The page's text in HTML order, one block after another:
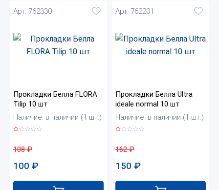
Арт. 762330
Прокладки Белла FLORA
Tilip 10 шт
Наличие: в наличии (1 шт.)
108₽
100 ₽
Арт. 762201
Прокладки Белла Ultra
ideale normal 10 шт
Наличие: в наличии (1 шт.)
162₽
150 ₽